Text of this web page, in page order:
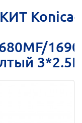
Konica-
3*2.5K